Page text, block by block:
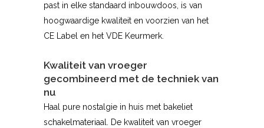
past in elke standaard inbouwdoos, is van
hoogwaardige kwaliteit en voorzien van het
CE Label en het VDE Keurmerk.
Kwaliteit van vroeger
gecombineerd met de techniek van
nu
Haal pure nostalgie in huis met bakeliet
schakelmateriaal. De kwaliteit van vroeger